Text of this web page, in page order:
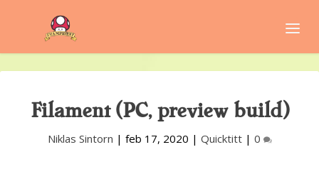
Filament (PC, preview build)
Niklas Sintorn | feb 17, 2020 | Quicktitt| 0